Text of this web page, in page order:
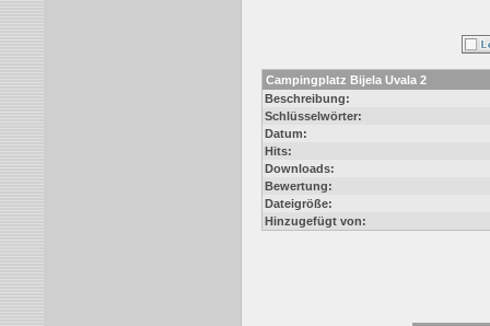
Campingplatz Bijela Uvala 2
Beschreibung:
Schlüsselwörter:
Datum:
Hits:
Downloads:
Bewertung:
Dateigröße:
Hinzugefügt von: